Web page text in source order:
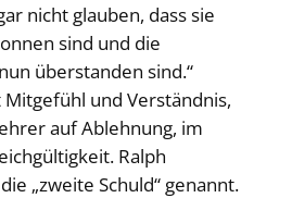
nicht glauben, dass sie
sind und die
überstanden sind.“
Mitgefühl und Verständnis,
auf Ablehnung, im
Ralph
„zweite Schuld“ genannt.